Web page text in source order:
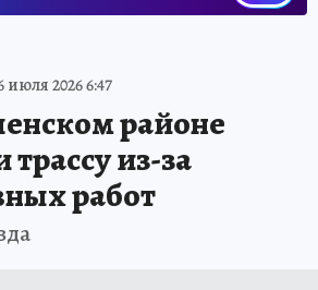
июля 2026 6:47
районе
из-за
работ